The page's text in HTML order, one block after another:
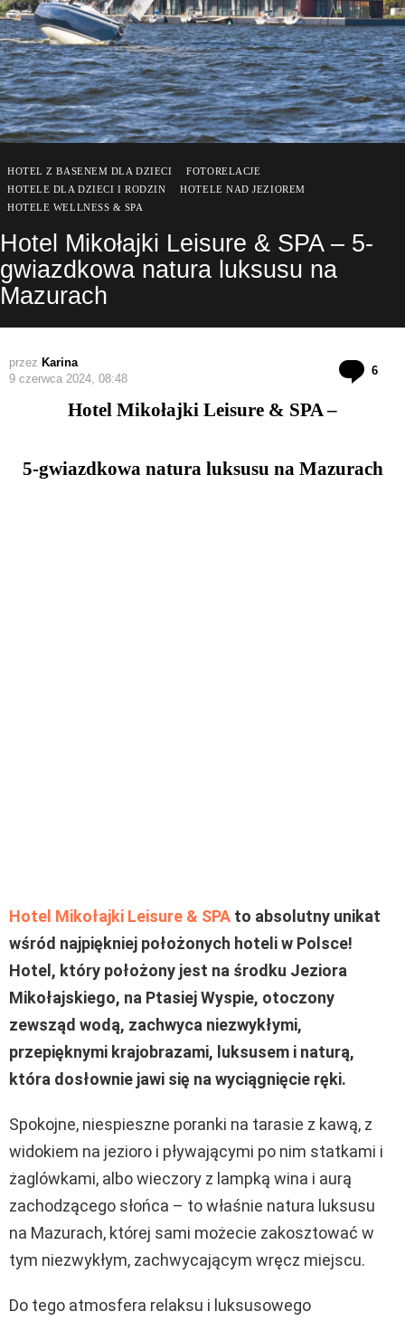
HOTEL Z BASENEM DLA DZIECI
FOTORELACJE
HOTELE DLA DZIECI I RODZIN
HOTELE NAD JEZIOREM
HOTELE WELLNESS & SPA
Hotel Mikołajki Leisure & SPA – 5-
gwiazdkowa natura luksusu na
Mazurach
przez Karina
9 czerwca 2024, 08:48
6
Hotel Mikołajki Leisure & SPA –
5-gwiazdkowa natura luksusu na Mazurach
Hotel Mikołajki Leisure & SPA to absolutny unikat
wśród najpiękniej położonych hoteli w Polsce!
Hotel, który położony jest na środku Jeziora
Mikołajskiego, na Ptasiej Wyspie, otoczony
zewsząd wodą, zachwyca niezwykłymi,
przepięknymi krajobrazami, luksusem i naturą,
która dosłownie jawi się na wyciągnięcie ręki.
Spokojne, niespieszne poranki na tarasie z kawą, z
widokiem na jezioro i pływającymi po nim statkami i
żaglówkami, albo wieczory z lampką wina i aurą
zachodzącego słońca – to właśnie natura luksusu
na Mazurach, której sami możecie zakosztować w
tym niezwykłym, zachwycającym wręcz miejscu.
Do tego atmosfera relaksu i luksusowego